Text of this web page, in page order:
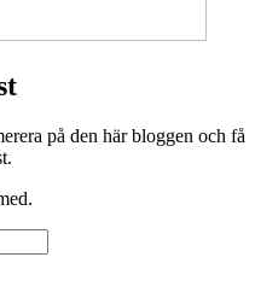
på den här bloggen och få